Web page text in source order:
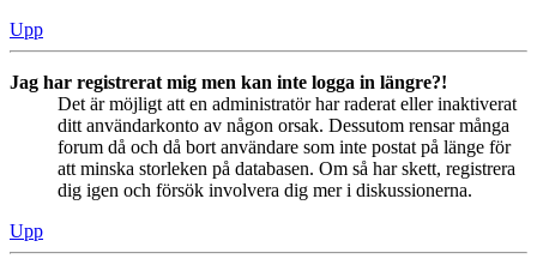
Upp
Jag har registrerat mig men kan inte logga in längre?!
Det är möjligt att en administratör har raderat eller inaktiverat
ditt användarkonto av någon orsak. Dessutom rensar många
forum då och då bort användare som inte postat på länge för
att minska storleken på databasen. Om så har skett, registrera
dig igen och försök involvera dig mer i diskussionerna.
Upp